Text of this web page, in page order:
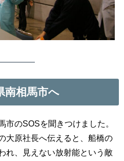
南相馬市へ
市のSOSを聞きつけました。
大原社長へ伝えると、船橋の
れ、見えない放射能という敵